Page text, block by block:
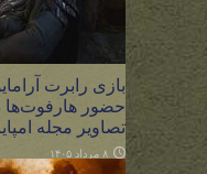
بازی رابرت
حضور
تصاویر مجله
۸ مرداد ۱۴۰۵